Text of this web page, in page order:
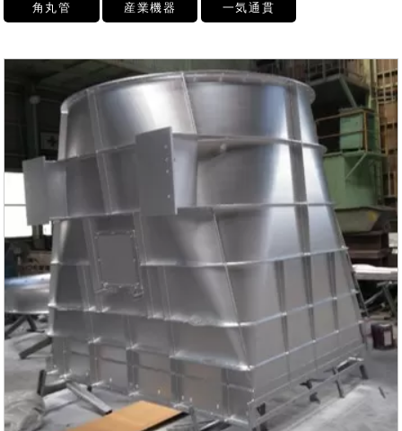
角丸管 産業機器 一気通貫